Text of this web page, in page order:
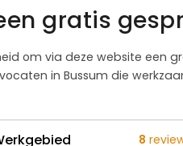
gratis
om via deze website een
in Bussum die
8